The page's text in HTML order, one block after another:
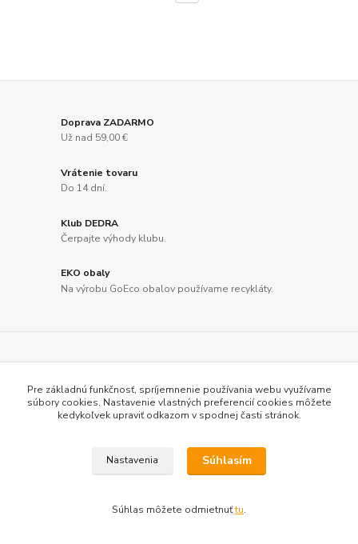
Doprava ZADARMO
Už nad 59,00 €
Vrátenie tovaru
Do 14 dní.
Klub DEDRA
Čerpajte výhody klubu.
EKO obaly
Na výrobu GoEco obalov používame recykláty.
Pre základnú funkčnosť, spríjemnenie používania webu využívame
súbory cookies. Nastavenie vlastných preferencií cookies môžete
kedykoľvek upraviť odkazom v spodnej časti stránok.
Nastavenia Súhlasím
Súhlas môžete odmietnuťtu.